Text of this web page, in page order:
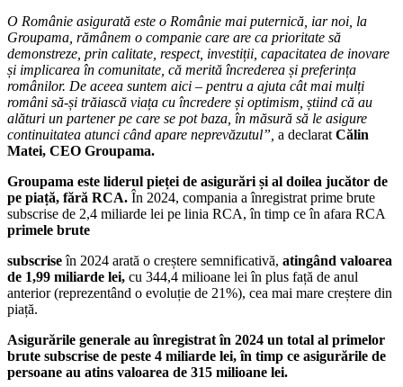
O Românie asigurată este o Românie mai puternică, iar noi, la
Groupama, rămânem o companie care are ca prioritate să
demonstreze, prin calitate, respect, investiții, capacitatea de inovare
și implicarea în comunitate, că merită încrederea și preferința
românilor. De aceea suntem aici – pentru a ajuta cât mai mulți
români să-și trăiască viața cu încredere și optimism, știind că au
alături un partener pe care se pot baza, în măsură să le asigure
continuitatea atunci când apare neprevăzutul”, a declarat Călin
Matei, CEO Groupama.
Groupama este liderul pieței de asigurări și al doilea jucător de
pe piață, fără RCA. În 2024, compania a înregistrat prime brute
subscrise de 2,4 miliarde lei pe linia RCA, în timp ce în afara RCA
primele brute
subscriseîn 2024 arată o creștere semnificativă, atingând valoarea
de 1,99 miliarde lei, cu 344,4 milioane lei în plus față de anul
anterior (reprezentând o evoluție de 21%), cea mai mare creștere din
piață.
Asigurările generale au înregistrat în 2024 un total al primelor
brute subscrise de peste 4 miliarde lei, în timp ce asigurările de
persoane au atins valoarea de 315 milioane lei.